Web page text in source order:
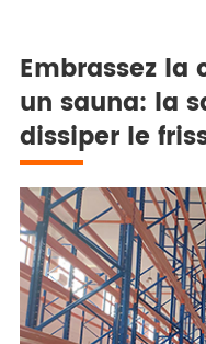
Embrassez la
un sauna: la
dissiper le